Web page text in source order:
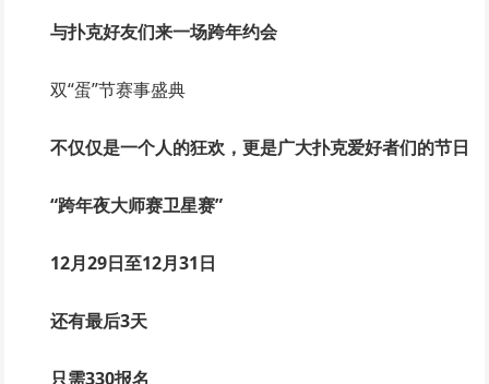
与扑克好友们来一场跨年约会
双“蛋”节赛事盛典
不仅仅是一个人的狂欢，更是广大扑克爱好者们的节日
“跨年夜大师赛卫星赛”
12月29日至12月31日
还有最后3天
只需330报名